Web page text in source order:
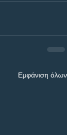
Εμφάνιση όλων